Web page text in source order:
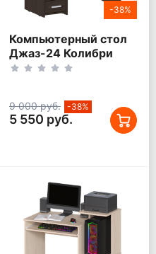
-38%
Компьютерный стол
Джаз-24 Колибри
Венге левый
9 000 руб. -38%
5 550 руб.